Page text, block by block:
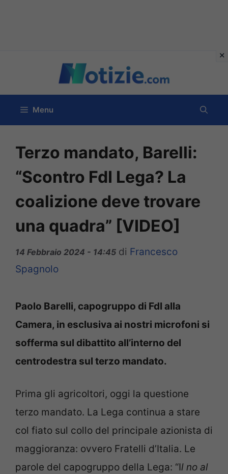
contenuto
Menu
Terzo mandato, Barelli:
“Scontro FdI Lega? La
coalizione deve trovare
una quadra” [VIDEO]
14 Febbraio 2024 - 14:45 di Francesco
Spagnolo
Paolo Barelli, capogruppo di FdI alla
Camera, in esclusiva ai nostri microfoni si
sofferma sul dibattito all’interno del
centrodestra sul terzo mandato.
Prima gli agricoltori, oggi la questione
terzo mandato. La Lega continua a stare
col fiato sul collo del principale azionista di
maggioranza: ovvero Fratelli d’Italia. Le
parole del capogruppo della Lega: “Il no al